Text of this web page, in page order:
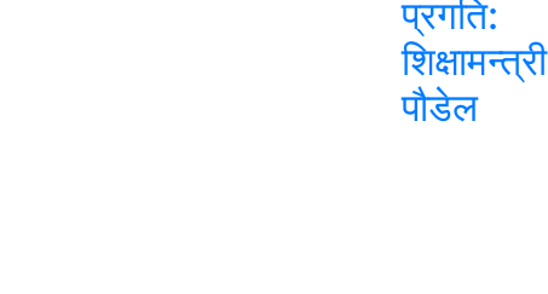
प्रगति:
शिक्षामन्त्री
पौडेल